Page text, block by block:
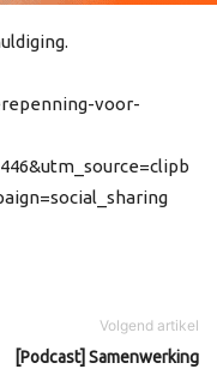
voor-
Volgend artikel
[Podcast] Samenwerking